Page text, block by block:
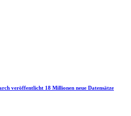
veröffentlicht 18 Millionen neue Datensätze